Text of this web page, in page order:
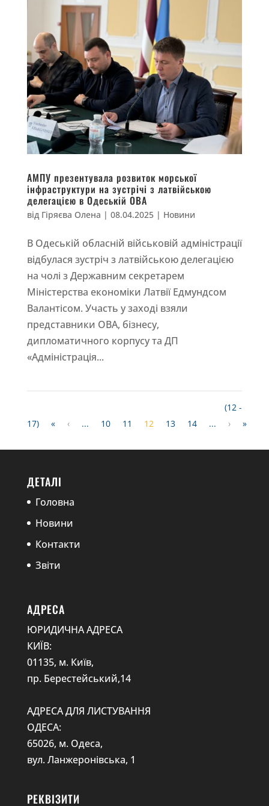
АМПУ презентувала розвиток морської
інфраструктури на зустрічі з латвійською
делегацією в Одеській ОВА
від Гіряєва Олена | 08.04.2025| Новини
В Одеській обласній військовій адміністрації
відбулася зустріч з латвійською делегацією
на чолі з Державним секретарем
Міністерства економіки Латвії Едмундсом
Валантісом. Участь у заході взяли
представники ОВА, бізнесу,
дипломатичного корпусу та ДП
«Адміністрація...
(12 -
17)
« ‹ ... 10 11 12 13 14 ... › »
ДЕТАЛІ
Головна
Новини
Контакти
Звіти
АДРЕСА
ЮРИДИЧНА АДРЕСА
КИЇВ:
01135, м. Київ,
пр. Берестейський,14
АДРЕСА ДЛЯ ЛИСТУВАННЯ
ОДЕСА:
65026, м. Одеса,
вул. Ланжеронівська, 1
РЕКВІЗИТИ